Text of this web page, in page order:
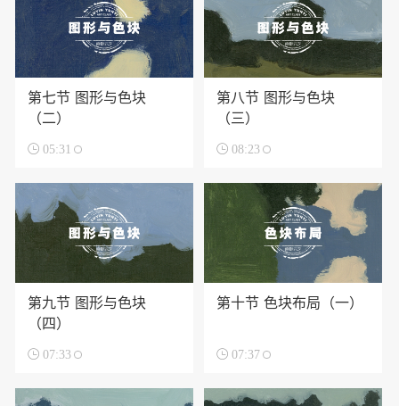
第七节 图形与色块
（二）
 05:31
第八节 图形与色块
（三）
 08:23
第九节 图形与色块
（四）
 07:33
第十节 色块布局（一）
 07:37